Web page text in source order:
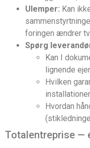
Ulemper: Kan
foringen ændrer
Spørg
Kan I
lignende
Hvilken
Hvordan
Totalentreprise —